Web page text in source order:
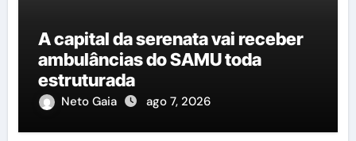
A capital da serenata vai receber
ambulâncias do SAMU toda
estruturada
Neto Gaia ago 7, 2026